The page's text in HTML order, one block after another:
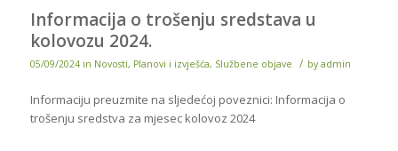
Informacija o trošenju sredstava u
kolovozu 2024.
05/09/2024 in Novosti, Planovi i izvješća, Službene objave / by admin
Informaciju preuzmite na sljedećoj poveznici: Informacija o
trošenju sredstva za mjesec kolovoz 2024